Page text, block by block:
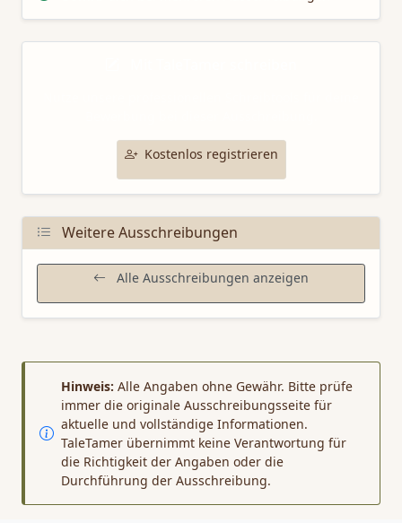
Kostenlos registrieren
Weitere Ausschreibungen
Alle Ausschreibungen anzeigen
Hinweis: Alle Angaben ohne Gewähr. Bitte prüfe
immer die originale Ausschreibungsseite für
aktuelle und vollständige Informationen.
TaleTamer übernimmt keine Verantwortung für
die Richtigkeit der Angaben oder die
Durchführung der Ausschreibung.